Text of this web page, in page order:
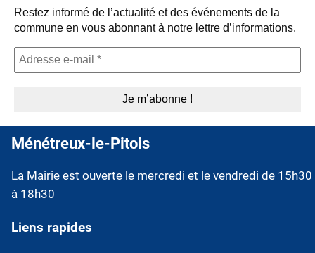
Restez informé de l’actualité et des événements de la
commune en vous abonnant à notre lettre d’informations.
Ménétreux-le-Pitois
La Mairie est ouverte le mercredi et le vendredi de 15h30
à 18h30
Liens rapides